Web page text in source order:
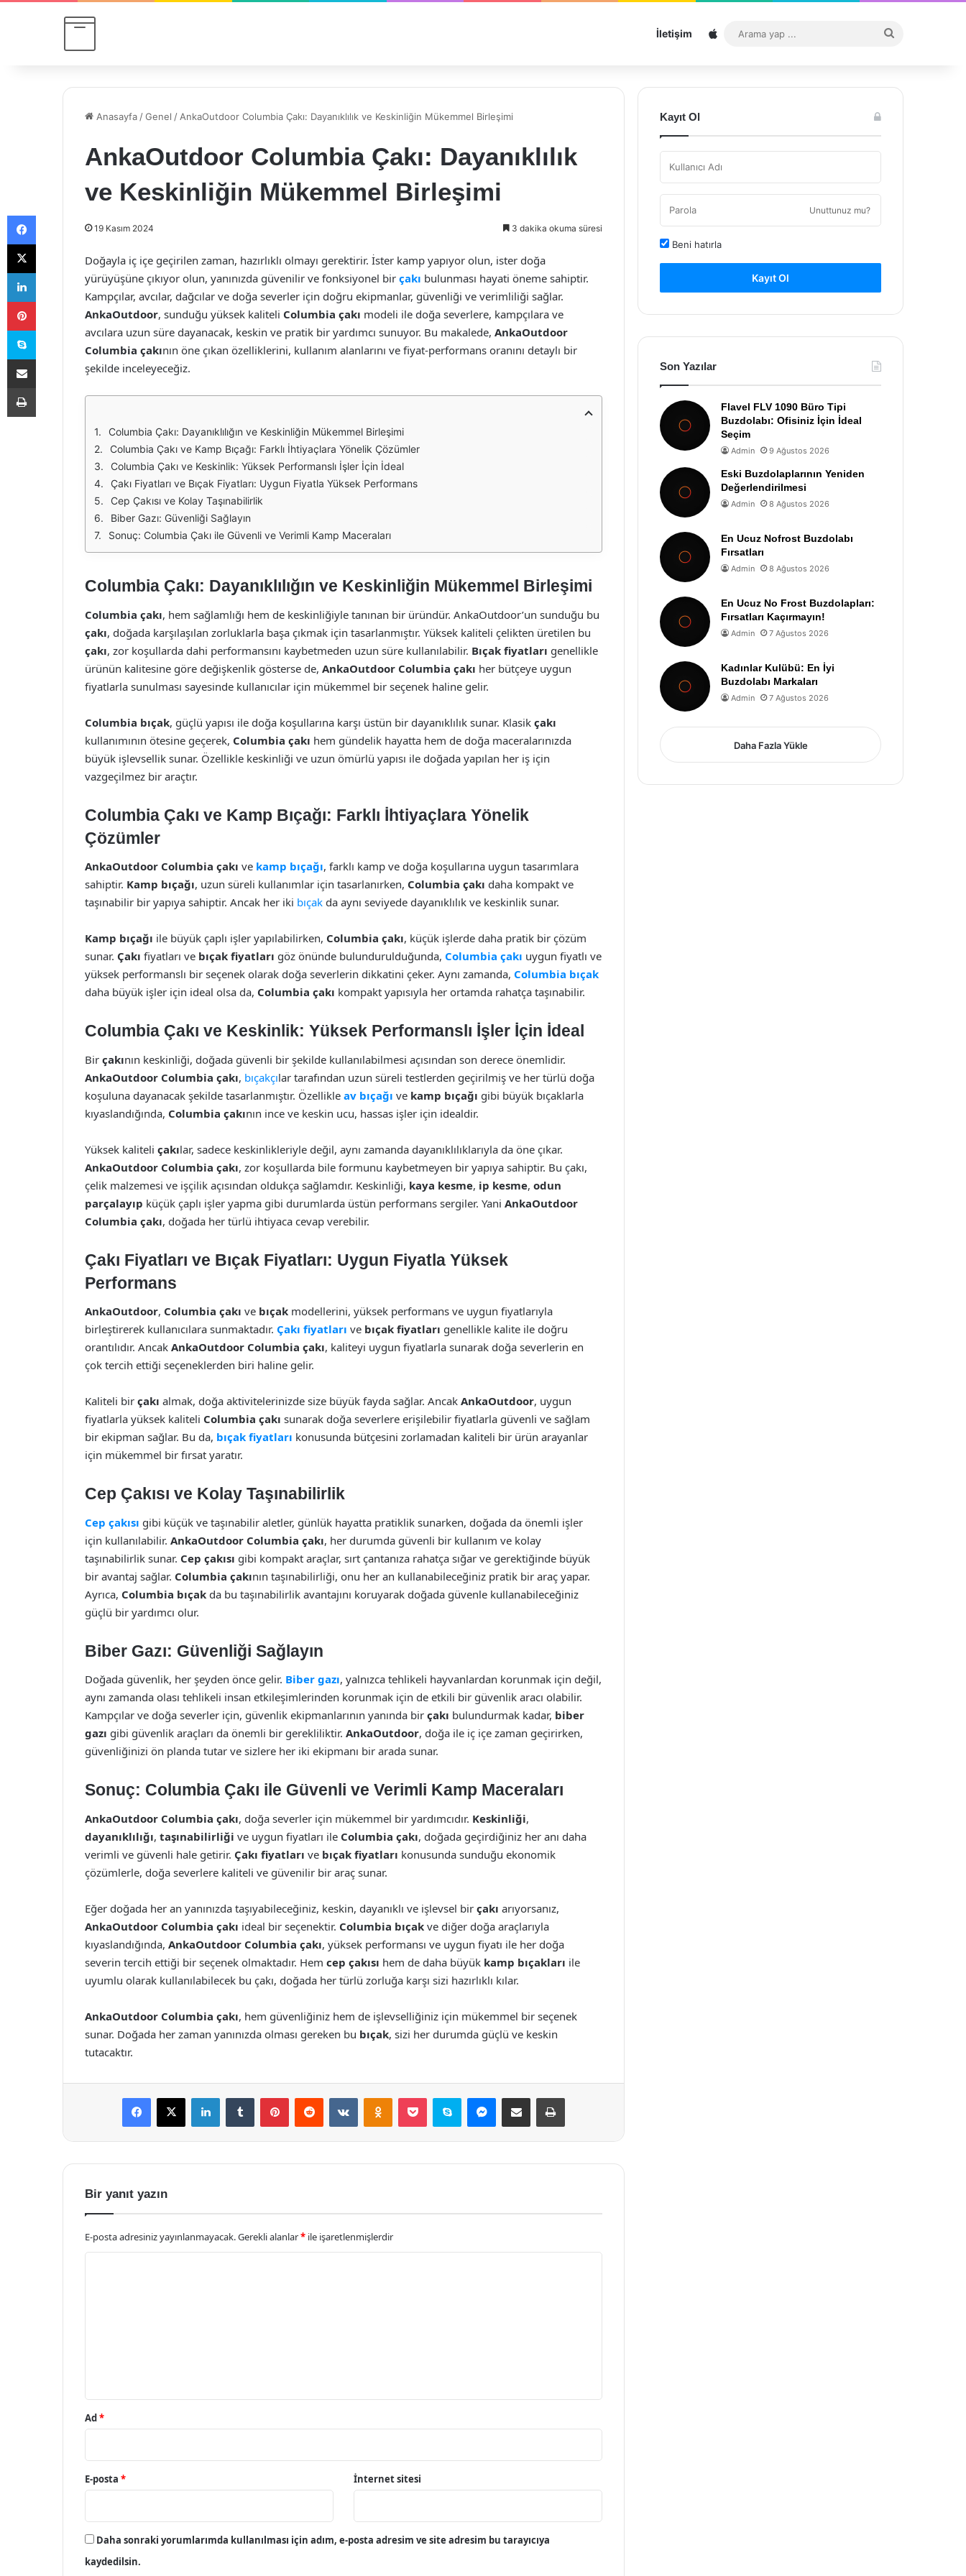
İletişim Sitemap
...
Anasayfa /Genel / AnkaOutdoor Columbia Çakı: Dayanıklılık ve Keskinliğin Mükemmel Birleşimi
AnkaOutdoor Columbia Çakı: Dayanıklılık
ve Keskinliğin Mükemmel Birleşimi
19 Kasım 2024 3 dakika okuma süresi
Doğayla iç içe geçirilen zaman, hazırlıklı olmayı gerektirir. İster kamp yapıyor olun, ister doğa
yürüyüşüne çıkıyor olun, yanınızda güvenilir ve fonksiyonel bir çakı bulunması hayati öneme sahiptir.
Kampçılar, avcılar, dağcılar ve doğa severler için doğru ekipmanlar, güvenliği ve verimliliği sağlar.
AnkaOutdoor, sunduğu yüksek kaliteli Columbia çakı modeli ile doğa severlere, kampçılara ve
avcılara uzun süre dayanacak, keskin ve pratik bir yardımcı sunuyor. Bu makalede, AnkaOutdoor
Columbia çakının öne çıkan özelliklerini, kullanım alanlarını ve fiyat-performans oranını detaylı bir
şekilde inceleyeceğiz.
Columbia Çakı: Dayanıklılığın ve Keskinliğin Mükemmel Birleşimi
Columbia Çakı ve Kamp Bıçağı: Farklı İhtiyaçlara Yönelik Çözümler
Columbia Çakı ve Keskinlik: Yüksek Performanslı İşler İçin İdeal
Çakı Fiyatları ve Bıçak Fiyatları: Uygun Fiyatla Yüksek Performans
Cep Çakısı ve Kolay Taşınabilirlik
Biber Gazı: Güvenliği Sağlayın
Sonuç: Columbia Çakı ile Güvenli ve Verimli Kamp Maceraları
Columbia Çakı: Dayanıklılığın ve Keskinliğin Mükemmel Birleşimi
Columbia çakı, hem sağlamlığı hem de keskinliğiyle tanınan bir üründür. AnkaOutdoor’un sunduğu bu
çakı, doğada karşılaşılan zorluklarla başa çıkmak için tasarlanmıştır. Yüksek kaliteli çelikten üretilen bu
çakı, zor koşullarda dahi performansını kaybetmeden uzun süre kullanılabilir. Bıçak fiyatları genellikle
ürünün kalitesine göre değişkenlik gösterse de, AnkaOutdoor Columbia çakı her bütçeye uygun
fiyatlarla sunulması sayesinde kullanıcılar için mükemmel bir seçenek haline gelir.
Columbia bıçak, güçlü yapısı ile doğa koşullarına karşı üstün bir dayanıklılık sunar. Klasik çakı
kullanımının ötesine geçerek, Columbia çakı hem gündelik hayatta hem de doğa maceralarınızda
büyük işlevsellik sunar. Özellikle keskinliği ve uzun ömürlü yapısı ile doğada yapılan her iş için
vazgeçilmez bir araçtır.
Columbia Çakı ve Kamp Bıçağı: Farklı İhtiyaçlara Yönelik
Çözümler
AnkaOutdoor Columbia çakı ve kamp bıçağı, farklı kamp ve doğa koşullarına uygun tasarımlara
sahiptir. Kamp bıçağı, uzun süreli kullanımlar için tasarlanırken, Columbia çakı daha kompakt ve
taşınabilir bir yapıya sahiptir. Ancak her iki bıçak da aynı seviyede dayanıklılık ve keskinlik sunar.
Kamp bıçağı ile büyük çaplı işler yapılabilirken, Columbia çakı, küçük işlerde daha pratik bir çözüm
sunar. Çakı fiyatları ve bıçak fiyatları göz önünde bulundurulduğunda, Columbia çakı uygun fiyatlı ve
yüksek performanslı bir seçenek olarak doğa severlerin dikkatini çeker. Aynı zamanda, Columbia bıçak
daha büyük işler için ideal olsa da, Columbia çakı kompakt yapısıyla her ortamda rahatça taşınabilir.
Columbia Çakı ve Keskinlik: Yüksek Performanslı İşler İçin İdeal
Bir çakının keskinliği, doğada güvenli bir şekilde kullanılabilmesi açısından son derece önemlidir.
AnkaOutdoor Columbia çakı, bıçakçılar tarafından uzun süreli testlerden geçirilmiş ve her türlü doğa
koşuluna dayanacak şekilde tasarlanmıştır. Özellikle av bıçağı ve kamp bıçağı gibi büyük bıçaklarla
kıyaslandığında, Columbia çakının ince ve keskin ucu, hassas işler için idealdir.
Yüksek kaliteli çakılar, sadece keskinlikleriyle değil, aynı zamanda dayanıklılıklarıyla da öne çıkar.
AnkaOutdoor Columbia çakı, zor koşullarda bile formunu kaybetmeyen bir yapıya sahiptir. Bu çakı,
çelik malzemesi ve işçilik açısından oldukça sağlamdır. Keskinliği, kaya kesme, ip kesme, odun
parçalayıp küçük çaplı işler yapma gibi durumlarda üstün performans sergiler. Yani AnkaOutdoor
Columbia çakı, doğada her türlü ihtiyaca cevap verebilir.
Çakı Fiyatları ve Bıçak Fiyatları: Uygun Fiyatla Yüksek
Performans
AnkaOutdoor, Columbia çakı ve bıçak modellerini, yüksek performans ve uygun fiyatlarıyla
birleştirerek kullanıcılara sunmaktadır. Çakı fiyatları ve bıçak fiyatları genellikle kalite ile doğru
orantılıdır. Ancak AnkaOutdoor Columbia çakı, kaliteyi uygun fiyatlarla sunarak doğa severlerin en
çok tercih ettiği seçeneklerden biri haline gelir.
Kaliteli bir çakı almak, doğa aktivitelerinizde size büyük fayda sağlar. Ancak AnkaOutdoor, uygun
fiyatlarla yüksek kaliteli Columbia çakı sunarak doğa severlere erişilebilir fiyatlarla güvenli ve sağlam
bir ekipman sağlar. Bu da, bıçak fiyatları konusunda bütçesini zorlamadan kaliteli bir ürün arayanlar
için mükemmel bir fırsat yaratır.
Cep Çakısı ve Kolay Taşınabilirlik
Cep çakısı gibi küçük ve taşınabilir aletler, günlük hayatta pratiklik sunarken, doğada da önemli işler
için kullanılabilir. AnkaOutdoor Columbia çakı, her durumda güvenli bir kullanım ve kolay
taşınabilirlik sunar. Cep çakısı gibi kompakt araçlar, sırt çantanıza rahatça sığar ve gerektiğinde büyük
bir avantaj sağlar. Columbia çakının taşınabilirliği, onu her an kullanabileceğiniz pratik bir araç yapar.
Ayrıca, Columbia bıçak da bu taşınabilirlik avantajını koruyarak doğada güvenle kullanabileceğiniz
güçlü bir yardımcı olur.
Biber Gazı: Güvenliği Sağlayın
Doğada güvenlik, her şeyden önce gelir. Biber gazı, yalnızca tehlikeli hayvanlardan korunmak için değil,
aynı zamanda olası tehlikeli insan etkileşimlerinden korunmak için de etkili bir güvenlik aracı olabilir.
Kampçılar ve doğa severler için, güvenlik ekipmanlarının yanında bir çakı bulundurmak kadar, biber
gazı gibi güvenlik araçları da önemli bir gerekliliktir. AnkaOutdoor, doğa ile iç içe zaman geçirirken,
güvenliğinizi ön planda tutar ve sizlere her iki ekipmanı bir arada sunar.
Sonuç: Columbia Çakı ile Güvenli ve Verimli Kamp Maceraları
AnkaOutdoor Columbia çakı, doğa severler için mükemmel bir yardımcıdır. Keskinliği,
dayanıklılığı, taşınabilirliği ve uygun fiyatları ile Columbia çakı, doğada geçirdiğiniz her anı daha
verimli ve güvenli hale getirir. Çakı fiyatları ve bıçak fiyatları konusunda sunduğu ekonomik
çözümlerle, doğa severlere kaliteli ve güvenilir bir araç sunar.
Eğer doğada her an yanınızda taşıyabileceğiniz, keskin, dayanıklı ve işlevsel bir çakı arıyorsanız,
AnkaOutdoor Columbia çakı ideal bir seçenektir. Columbia bıçak ve diğer doğa araçlarıyla
kıyaslandığında, AnkaOutdoor Columbia çakı, yüksek performansı ve uygun fiyatı ile her doğa
severin tercih ettiği bir seçenek olmaktadır. Hem cep çakısı hem de daha büyük kamp bıçakları ile
uyumlu olarak kullanılabilecek bu çakı, doğada her türlü zorluğa karşı sizi hazırlıklı kılar.
AnkaOutdoor Columbia çakı, hem güvenliğiniz hem de işlevselliğiniz için mükemmel bir seçenek
sunar. Doğada her zaman yanınızda olması gereken bu bıçak, sizi her durumda güçlü ve keskin
tutacaktır.
Facebook
X LinkedInTumblr PinterestReddit VKontakteOdnoklassniki
Pocket Skype Messenger
E-Posta ile paylaş Yazdır
Bir yanıt yazın
E-posta adresiniz yayınlanmayacak.Gerekli alanlar* ile işaretlenmişlerdir
Ad*
E-posta * İnternet sitesi
Daha sonraki yorumlarımda kullanılması için adım, e-posta adresim ve site adresim bu tarayıcıya
kaydedilsin.
Kayıt Ol
Unuttunuz mu?
Beni hatırla
Kayıt Ol
Son Yazılar
Flavel FLV 1090 Büro Tipi
Buzdolabı: Ofisiniz İçin İdeal
Seçim
Admin 9 Ağustos 2026
Eski Buzdolaplarının Yeniden
Değerlendirilmesi
Admin 8 Ağustos 2026
En Ucuz Nofrost Buzdolabı
Fırsatları
Admin 8 Ağustos 2026
En Ucuz No Frost Buzdolapları:
Fırsatları Kaçırmayın!
Admin 7 Ağustos 2026
Kadınlar Kulübü: En İyi
Buzdolabı Markaları
Admin 7 Ağustos 2026
Daha Fazla Yükle
Facebook
X
LinkedIn
Pinterest
Skype
E-Posta ile paylaş